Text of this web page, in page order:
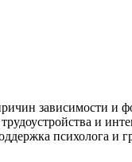
зависимости и
и
психолога и